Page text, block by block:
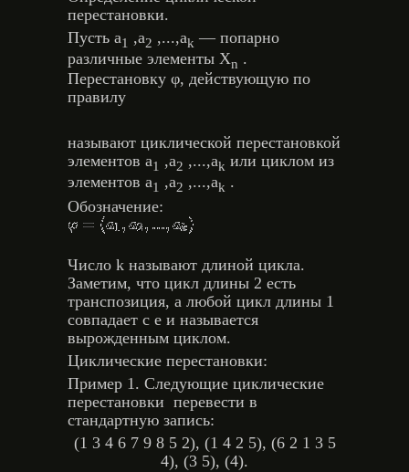
перестановки.
Пусть a1 ,a2 ,...,ak — попарно
различные элементы Xn .
Перестановку φ, действующую по
правилу
называют циклической перестановкой
элементов a1 ,a2 ,...,ak или циклом из
элементов a1 ,a2 ,...,ak .
Обозначение:
Число k называют длиной цикла.
Заметим, что цикл длины 2 есть
транспозиция, а любой цикл длины 1
совпадает с e и называется
вырожденным циклом.
Циклические перестановки:
Пример 1. Следующие циклические
перестановки перевести в
стандартную запись:
(1 3 4 6 7 9 8 5 2), (1 4 2 5), (6 2 1 3 5
4), (3 5), (4).